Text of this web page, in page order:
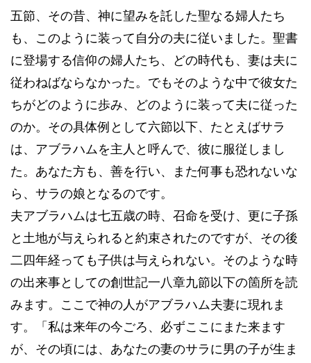
五節、その昔、神に望みを託した聖なる婦人たち
も、このように装って自分の夫に従いました。聖書
に登場する信仰の婦人たち、どの時代も、妻は夫に
従わねばならなかった。でもそのような中で彼女た
ちがどのように歩み、どのように装って夫に従った
のか。その具体例として六節以下、たとえばサラ
は、アブラハムを主人と呼んで、彼に服従しまし
た。あなた方も、善を行い、また何事も恐れないな
ら、サラの娘となるのです。
夫アブラハムは七五歳の時、召命を受け、更に子孫
と土地が与えられると約束されたのですが、その後
二四年経っても子供は与えられない。そのような時
の出来事としての創世記一八章九節以下の箇所を読
みます。ここで神の人がアブラハム夫妻に現れま
す。「私は来年の今ごろ、必ずここにまた来ます
が、その頃には、あなたの妻のサラに男の子が生ま